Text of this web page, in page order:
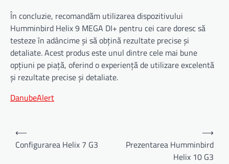
În concluzie, recomandăm utilizarea dispozitivului
Humminbird Helix 9 MEGA DI+ pentru cei care doresc să
testeze în adâncime și să obțină rezultate precise și
detaliate. Acest produs este unul dintre cele mai bune
opțiuni pe piață, oferind o experiență de utilizare excelentă
și rezultate precise și detaliate.
DanubeAlert
Navigare
în
⟵
Configurarea Helix 7 G3
Prezentarea Humminbird
Helix 10 G3
⟶